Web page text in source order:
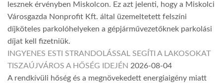
lesznek érvényben Miskolcon. Ez azt jelenti, hogy a Miskolci
Városgazda Nonprofit Kft. által üzemeltetett felszíni
díjköteles parkolóhelyeken a gépjárművezetőknek parkolási
díjat kell fizetniük.
INGYENES ESTI STRANDOLÁSSAL SEGÍTI A LAKOSOKAT
TISZAÚJVÁROS A HŐSÉG IDEJÉN 2026-08-04
A rendkívüli hőség és a megnövekedett energiaigény miatt